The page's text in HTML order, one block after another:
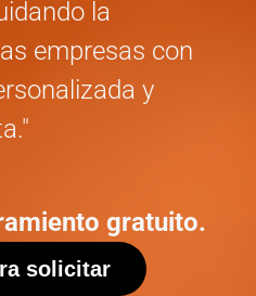
INFORMÁTICO
la
empresas con
y
gratuito.
solicitar